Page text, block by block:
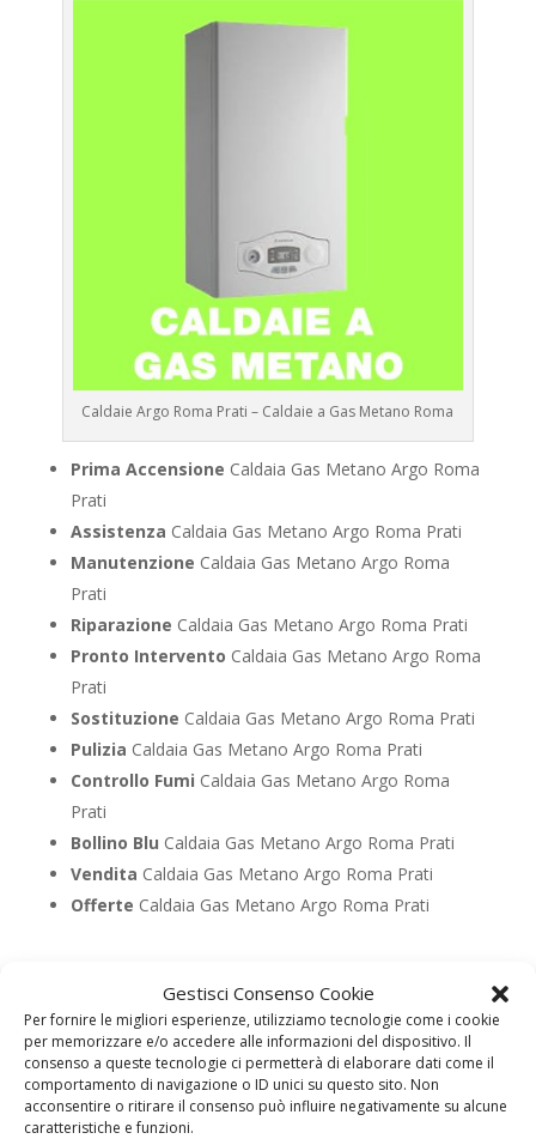
Gestisci Consenso Cookie
Per fornire le migliori esperienze, utilizziamo tecnologie come i cookie
per memorizzare e/o accedere alle informazioni del dispositivo. Il
consenso a queste tecnologie ci permetterà di elaborare dati come il
comportamento di navigazione o ID unici su questo sito. Non
acconsentire o ritirare il consenso può influire negativamente su alcune
caratteristiche e funzioni.
Caldaie Argo Roma Prati – Caldaie a Gas Metano Roma
Prima Accensione Caldaia Gas Metano Argo Roma
Prati
Assistenza Caldaia Gas Metano Argo Roma Prati
Manutenzione Caldaia Gas Metano Argo Roma
Prati
Riparazione Caldaia Gas Metano Argo Roma Prati
Pronto Intervento Caldaia Gas Metano Argo Roma
Prati
Sostituzione Caldaia Gas Metano Argo Roma Prati
Pulizia Caldaia Gas Metano Argo Roma Prati
Controllo Fumi Caldaia Gas Metano Argo Roma
Prati
Bollino Blu Caldaia Gas Metano Argo Roma Prati
Vendita Caldaia Gas Metano Argo Roma Prati
Offerte Caldaia Gas Metano Argo Roma Prati
LA TUA CALDAIA
Assistenza Caldaia Gasolio
Argo